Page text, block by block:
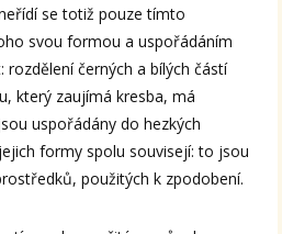
se totiž pouze tímto
svou formou a uspořádáním
černých a bílých částí
který zaujímá kresba, má
uspořádány do hezkých
formy spolu souvisejí: to jsou
použitých k zpodobení.